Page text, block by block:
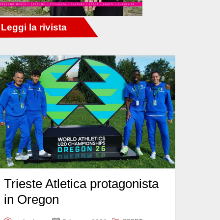
Trieste Atletica protagonista
in Oregon